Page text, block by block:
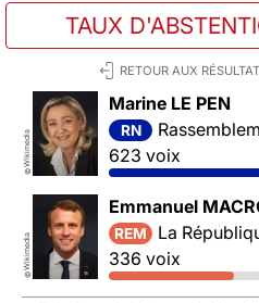
TAUX
RETOUR AUX
©
Wikimedia
Marine LE PEN
RN
Rassemblement
623 voix
©
Wikimedia
Emmanuel
REM
La
336 voix